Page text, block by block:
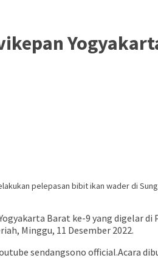
pelepasan bibit ikan wader di
Barat ke-9 yang digelar
Minggu, 11 Desember 2022.
sendangsono official.Acara